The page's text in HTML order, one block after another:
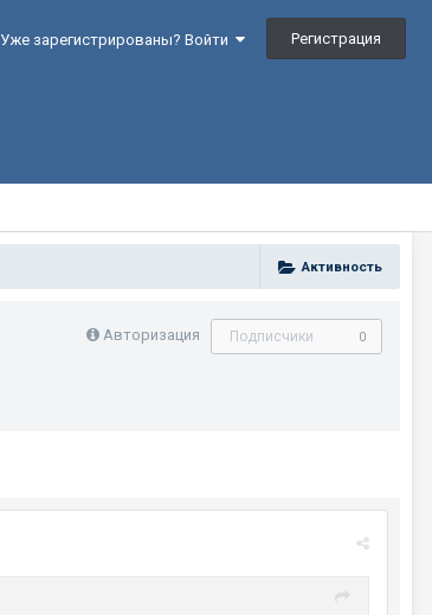
Уже зарегистрированы? Войти Регистрация
Активность
Авторизация Подписчики 0